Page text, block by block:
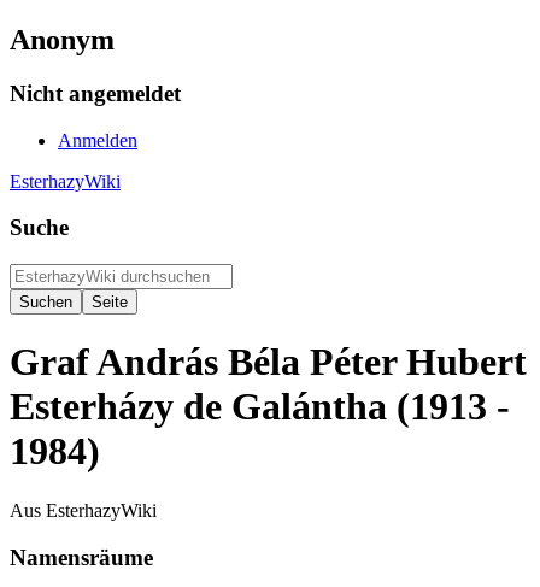
Anonym
Nicht angemeldet
Anmelden
EsterhazyWiki
Suche
Graf András Béla Péter Hubert
Esterházy de Galántha (1913 -
1984)
Aus EsterhazyWiki
Namensräume